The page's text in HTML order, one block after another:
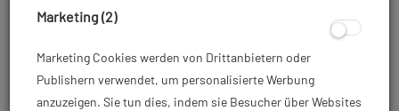
Marketing (2)
Marketing Cookies werden von Drittanbietern oder
Publishern verwendet, um personalisierte Werbung
anzuzeigen. Sie tun dies, indem sie Besucher über Websites